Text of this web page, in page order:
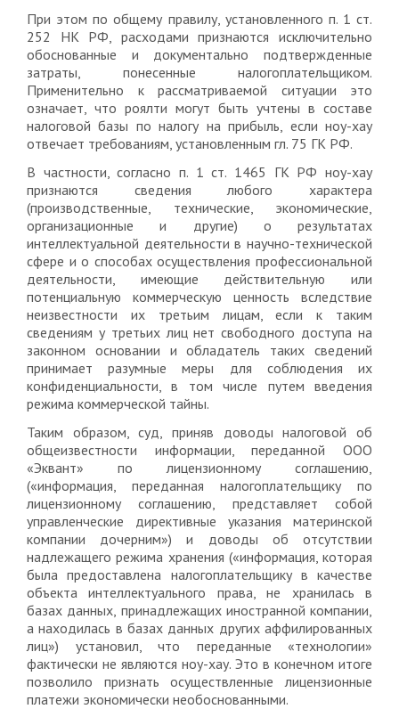
При этом по общему правилу, установленного п. 1 ст.
252 НК РФ, расходами признаются исключительно
обоснованные и документально подтвержденные
затраты, понесенные налогоплательщиком.
Применительно к рассматриваемой ситуации это
означает, что роялти могут быть учтены в составе
налоговой базы по налогу на прибыль, если ноу-хау
отвечает требованиям, установленным гл. 75 ГК РФ.
В частности, согласно п. 1 ст. 1465 ГК РФ ноу-хау
признаются сведения любого характера
(производственные, технические, экономические,
организационные и другие) о результатах
интеллектуальной деятельности в научно-технической
сфере и о способах осуществления профессиональной
деятельности, имеющие действительную или
потенциальную коммерческую ценность вследствие
неизвестности их третьим лицам, если к таким
сведениям у третьих лиц нет свободного доступа на
законном основании и обладатель таких сведений
принимает разумные меры для соблюдения их
конфиденциальности, в том числе путем введения
режима коммерческой тайны.
Таким образом, суд, приняв доводы налоговой об
общеизвестности информации, переданной ООО
«Эквант» по лицензионному соглашению,
(«информация, переданная налогоплательщику по
лицензионному соглашению, представляет собой
управленческие директивные указания материнской
компании дочерним») и доводы об отсутствии
надлежащего режима хранения («информация, которая
была предоставлена налогоплательщику в качестве
объекта интеллектуального права, не хранилась в
базах данных, принадлежащих иностранной компании,
а находилась в базах данных других аффилированных
лиц») установил, что переданные «технологии»
фактически не являются ноу-хау. Это в конечном итоге
позволило признать осуществленные лицензионные
платежи экономически необоснованными.